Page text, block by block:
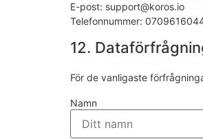
E-post: support@koros.io
Telefonnummer:
12.
För de vanligaste
Namn